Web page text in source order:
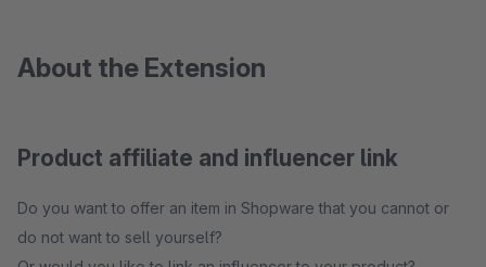
About the Extension
Product affiliate and influencer link
Do you want to offer an item in Shopware that you cannot or
do not want to sell yourself?